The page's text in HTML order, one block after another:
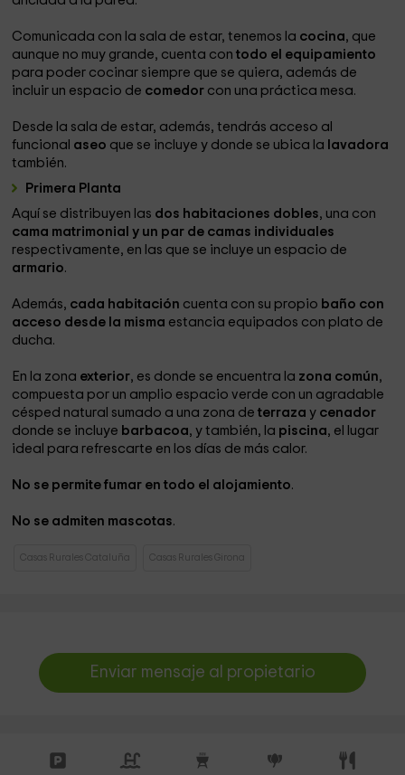
Comunicada con la sala de estar, tenemos la cocina, que
aunque no muy grande, cuenta contodo el equipamiento
para poder cocinar siempre que se quiera, además de
incluir un espacio de comedor con una práctica mesa.
Desde la sala de estar, además, tendrás acceso al
funcional aseo que se incluye y donde se ubica la lavadora
también.
Primera Planta
Aquí se distribuyen las dos habitaciones dobles, una con
cama matrimonial y un par de camas individuales
respectivamente, en las que se incluye un espacio de
armario.
Además, cada habitación cuenta con su propio baño con
acceso desde la misma estancia equipados con plato de
ducha.
En la zona exterior, es donde se encuentra la zona común,
compuesta por un amplio espacio verde con un agradable
césped natural sumado a una zona deterrazay cenador
donde se incluye barbacoa, y también, la piscina, el lugar
ideal para refrescarte en los días de más calor.
No se permite fumar en todo el alojamiento.
No se admiten mascotas.
Casas Rurales Cataluña Casas Rurales Girona
Enviar mensaje al propietario